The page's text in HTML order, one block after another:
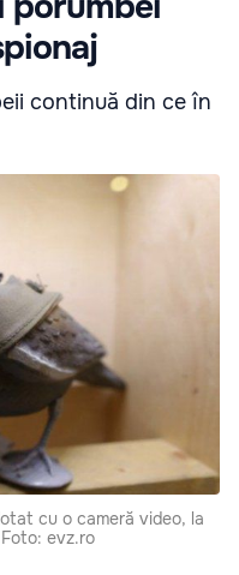
continuă din ce în
cu o cameră video, la
evz.ro